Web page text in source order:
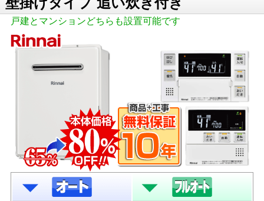
戸建とマンションどちらも設置可能です